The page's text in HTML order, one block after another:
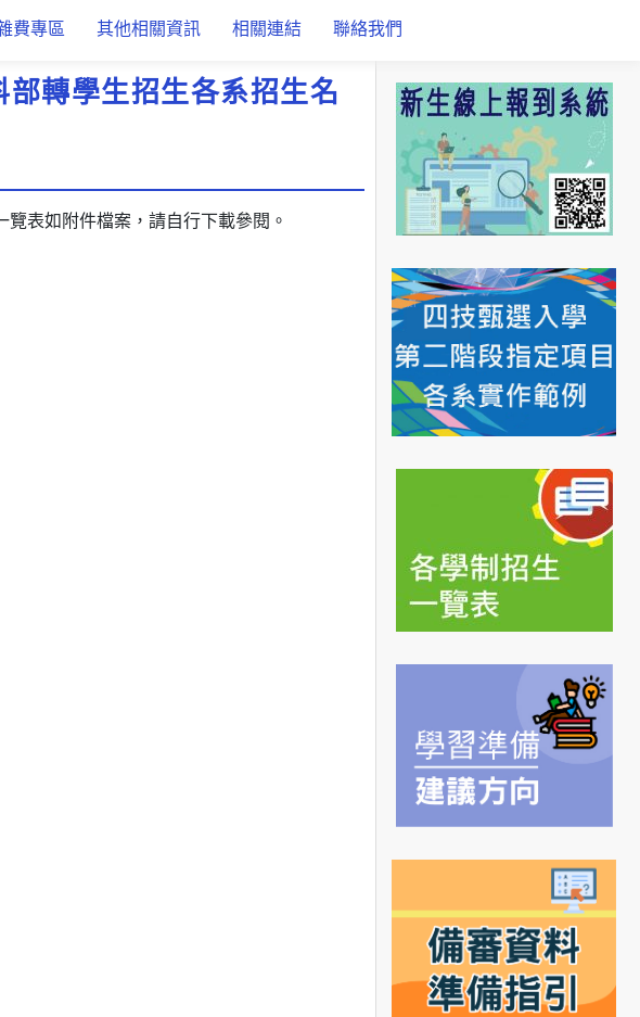
費專區 其他相關資訊 相關連結 聯絡我們
轉學生招生各系招生名
表如附件檔案，請自行下載參閱。